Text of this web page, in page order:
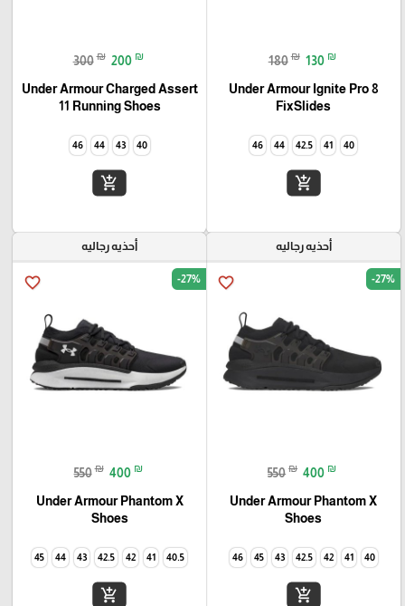
180 ₪ 130 ₪
Under Armour Ignite Pro 8
FixSlides
40
41
42.5
44
46
add_shopping_cart
300 ₪ 200 ₪
Under Armour Charged Assert
11 Running Shoes
40
43
44
46
add_shopping_cart
أحذيه رجاليه
favorite_border -27%
550 ₪ 400 ₪
Under Armour Phantom X
Shoes
40
41
42
42.5
43
45
46
add_shopping_cart
أحذيه رجاليه
favorite_border -27%
550 ₪ 400 ₪
Under Armour Phantom X
Shoes
40.5
41
42
42.5
43
44
45
add_shopping_cart